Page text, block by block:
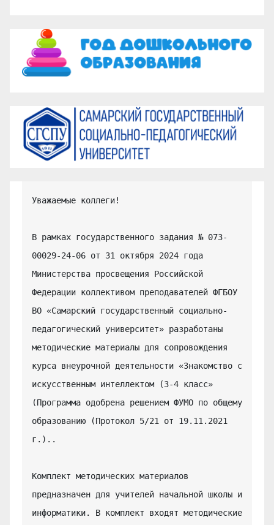
Уважаемые коллеги!
В рамках государственного задания № 073-
00029-24-06 от 31 октября 2024 года
Министерства просвещения Российской
Федерации коллективом преподавателей ФГБОУ
ВО «Самарский государственный социально-
педагогический университет» разработаны
методические материалы для сопровождения
курса внеурочной деятельности «Знакомство с
искусственным интеллектом (3-4 класс»
(Программа одобрена решением ФУМО по общему
образованию (Протокол 5/21 от 19.11.2021
г.)..
Комплект методических материалов
предназначен для учителей начальной школы и
информатики. В комплект входят методические